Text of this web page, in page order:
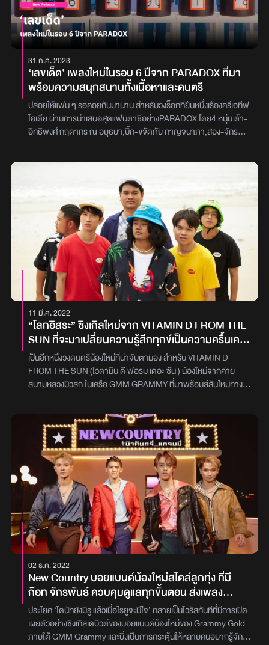
ในรูปแบบ Standard Edition และแบบ Collector's Editionภาพ :
GMMGrammy
31 ก.ค. 2023
‘เลขเด็ด’ เพลงใหม่ในรอบ 6 ปีจาก PARADOX ที่มา
พร้อมความสนุกสนานทั้งเนื้อหาและดนตรี
ปล่อยให้แฟน ๆ รอคอยกันมานาน สำหรับวงร็อกที่ยืนหนึ่งเรื่องครีเอทีฟ
ไอเดีย ผ่านการนำเสนอสุดแฟนตาซีอย่างPARADOX โดย4 หนุ่ม ต้า-
อิทธิพงศ์ กฤดากร ณ อยุธยา,บิ๊ก-ขจัดภัย กาญจนาภา,สอง-จักร
records หลังจากว่างเว้นจากการปล่อยเพลงใหม่มากว่า 6 ปี ล่าสุด
สีสันทางดนตรีแบบใหม่ที่ไม่เคยทำมาก่อนในเพลง ‘เลขเด็ด’ ประเดิมผล
งานอัลบั้มเต็มชุดที่ 8 ของวงเพลงก็เด็ดสมชื่อเลยทีเดียวเพราะเป็นเพลง
ตลกร้าย เนื้อหามีความเสียดสี ยียวน กวน ๆ ตามสไตล์PARADOXซึ่ง
ต้า ได้แรงบันดาลใจในการแต่งเพลงนี้มาจากการได้ยินผลประกาศ
รางวัลสลากกินแบ่งรัฐบาล บวกกับเรื่องราวและเหตุการณ์ที่เกิดขึ้นรอบ
ๆ ตัว จนเกิดเป็นไอเดียอยากแต่งเพลงแซวเพื่อนที่ชอบบ่นว่าพลาด
ผสมเข้ากับจังหวะดนตรีแนวทดลอง ที่มีการใส่เสียงแปลก ๆ เข้าไป
เป็นการรวมเอาอารมณ์เพลงที่ทำให้นึกย้อนกลับไปสมัยอัลเทอร์เนทีฟ
เฟื่องฟูกลับมาตลบอบอวลอยู่ในเพลงนี้อย่างเต็มที่โดย
ต้าPARADOXเล่าถึงเพลงนี้ให้ฟังว่า “เพลงเลขเด็ดมันเริ่มมาจากวันที่
หวยออกครับ ก็ได้เห็นคนรอบข้างพูดถึงเรื่องนี้กันเยอะมากจนน่าตกใจ
รู้สึกว่าคนไทยค่อนข้างจริงจังกับเรื่องนี้ก็เลยได้ไอเดียมาแต่งเพลง
เป็นการแซวแบบมุกตลกร้าย ซึ่งถ้าประสบความสำเร็จจริง ๆ อยากให้
มันเป็นเพลงชาติของการแซว เพราะท่อน โดน.. มันโดนอีกแล้วนะจ๊ะ! มัน
สามารถแซวได้กับทุกเรื่องไม่ว่าจะเป็นถูกลอตเตอรี่,พลาด
ลอตเตอรี่,ทีมฟุตบอลแพ้,อกหัก,โดนเท,แฟนทิ้ง,จีบสาวไม่ติด หรือโดน
วิดีโอ ‘เลขเด็ด’ จากPARADOXได้แล้ววันนี้บนYouTube : Genierock
และทุกบริการ Music Streaming หรือขอเพลงนี้เข้ามาที่ EFM94 ได้
ทุกวันและทุกช่วงดีเจภาพ : genierecords
11 มี.ค. 2022
“โลกอิสระ” ซิงเกิลใหม่จาก VITAMIN D FROM THE
SUN ที่จะมาเปลี่ยนความรู้สึกทุกข์เป็นความครื้นเครง
ต้อนรับซัมเมอร์
เป็นอีกหนึ่งวงดนตรีน้องใหม่ที่น่าจับตามอง สำหรับ VITAMIN D
FROM THE SUN (ไวตามิน ดี ฟอรม เดอะ ซัน ) น้องใหม่จากค่าย
สนามหลวงมิวสิก ในเครือ GMM GRAMMY ที่มาพร้อมสีสันใหม่ทาง
(ร้องนำ),พี-ณัฐวิชช์ อนันต์ชัยธนกุล (ทรัมเป็ต), ซัง-วีรภัทร ใหลศุภสิน
(กีตาร์), โฟล์ค-ณัฐพนธ์ ปานอุดมลักษณ์ (กีตาร์), ก้อง-ญาณภฤศ
สุริยะใจ (เบส) และ ต้นยักษ์-วรเดช พลอยใหม่ (กลอง) ด้วยความ
สามารถทางดนตรี และเอกลักษณ์อันโดดเด่น หลังจากเซ็นสัญญาเป็น
ศิลปินก็ได้ไฟเขียวจากต้นสังกัดให้ปล่อย EP.4 เพลงรวดทันที! โดย
ปล่อยมาให้ฟังแล้ว 2 ซิงเกิล “แจ่มฟ้า” และ “นักสำรวจ” ซึ่งได้รับกระแส
ตอบรับที่ดีจากแฟนๆเพลงอย่างดี ล่าสุด VITAMIN D FROM THE
SUN ก็ไม่รอช้า พร้อมใส่เกียร์ต่อไม่แผ่ว ปล่อยซิงเกิลที่ 3 “โลกอิสระ”
มาให้ได้ฟังกันแบบต่อเนื่อง ที่ครั้งนี้ขอกู่ร้องให้ครื้นเครง ไปกับดนตรีที่เป็น
สีสันสุดของซัมเมอร์นี้ โดยได้ ตุล อพาร์ตเมนต์คุณป้า มาทำหน้าที่เอ็กซ์
เซ็กคิวทีฟโปรดิวเซอร์ “โลกอิสระ เป็นเพลงที่อยากให้ทุกคนมาปลด
ปล่อยความรู้สึกทุกข์ในแต่ละวัน ที่เจอเรื่องราวแย่ๆ มาปลดปล่อยไปกับ
เสียงดนตรีที่สนุก อย่างน้อยก็ทำให้รู้สึกว่าความเครียดที่มันสะสมมา
ทั้งหมดมันได้ผ่อนคลายลง เพลงเปรียบเหมือนยาวิเศษ ที่กินเข้าไปแล้ว
ทำให้มีกำลังใจในการใช้ชีวิตในสถานการณ์นั้น เพราะเนื้อเพลงถูกเขียน
ขึ้นด้วยความเข้าใจในสิ่งที่หลายคนต้องเผชิญ ทุกท่อนจึงทำหน้าที่พูด
แทนใจคนฟัง ในพาร์ทดนตรีแฝงกรูฟสไตล์ละติน ที่ชวนคนฟังให้สนุกไป
ด้วยกัน เพลงนี้เราได้ พี่ตุล -อพาร์ตเมนต์คุณป้า” มาทำหน้าที่เอ็กซ์เซ็ก
02 ธ.ค. 2022
New Country บอยแบนด์น้องใหม่สไตล์ลูกทุ่ง ที่มี
ก๊อท จักรพันธ์ ควบคุมดูแลทุกขั้นตอน ส่งเพลง
‘Stand by หล่อ’ กุมหัวใจแม่ยก
ประโยค ‘โดนัทยังมีรู แล้วเมื่อไรยูจะมีใจ’ กลายเป็นไวรัลทันทีที่มีการเปิด
เผยตัวอย่างซิงเกิลเดบิวต์ของบอยแบนด์น้องใหม่ของ Grammy Gold
ภายใต้ GMM Grammy และยิ่งเป็นการกระตุ้นให้หลายคนอยากรู้จัก